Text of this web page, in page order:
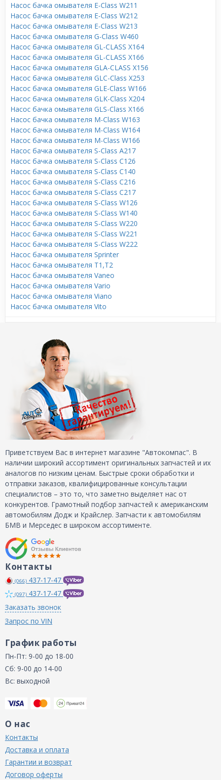
Насос бачка омывателя E-Class W211
Насос бачка омывателя E-Class W212
Насос бачка омывателя E-Class W213
Насос бачка омывателя G-Class W460
Насос бачка омывателя GL-CLASS X164
Насос бачка омывателя GL-CLASS X166
Насос бачка омывателя GLA-CLASS X156
Насос бачка омывателя GLC-Class X253
Насос бачка омывателя GLE-Class W166
Насос бачка омывателя GLK-Class X204
Насос бачка омывателя GLS-Class X166
Насос бачка омывателя M-Class W163
Насос бачка омывателя M-Class W164
Насос бачка омывателя M-Class W166
Насос бачка омывателя S-Class A217
Насос бачка омывателя S-Class C126
Насос бачка омывателя S-Class C140
Насос бачка омывателя S-Class C216
Насос бачка омывателя S-Class C217
Насос бачка омывателя S-Class W126
Насос бачка омывателя S-Class W140
Насос бачка омывателя S-Class W220
Насос бачка омывателя S-Class W221
Насос бачка омывателя S-Class W222
Насос бачка омывателя Sprinter
Насос бачка омывателя T1,T2
Насос бачка омывателя Vaneo
Насос бачка омывателя Vario
Насос бачка омывателя Viano
Насос бачка омывателя Vito
Приветствуем Вас в интернет магазине "Автокомпас". В
наличии широкий ассортимент оригинальных запчастей и их
аналогов по низким ценам. Быстрые сроки обработки и
отправки заказов, квалифицированные консультации
специалистов – это то, что заметно выделяет нас от
конкурентов. Грамотный подбор запчастей к американским
автомобилям Додж и Крайслер. Запчасти к автомобилям
БМВ и Мерседес в широком ассортименте.
Контакты
(066) 437-17-47
(097) 437-17-47
Заказать звонок
Запрос по VIN
График работы
Пн-Пт: 9-00 до 18-00
Сб: 9-00 до 14-00
Вс: выходной
О нас
Контакты
Доставка и оплата
Гарантии и возврат
Договор оферты